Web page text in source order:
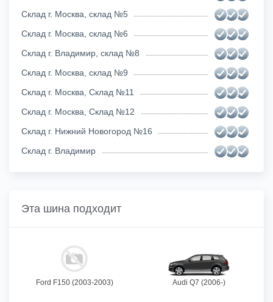
Склад г. Москва, склад №5
Склад г. Москва, склад №6
Склад г. Владимир, склад №8
Склад г. Москва, склад №9
Склад г. Москва, Склад №11
Склад г. Москва, Склад №12
Склад г. Нижний Новогород №16
Склад г. Владимир
Эта шина подходит
Ford F150 (2003-2003) Audi Q7 (2006-)